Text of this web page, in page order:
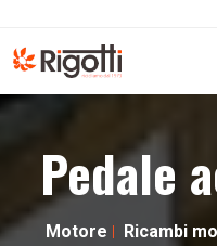
Pedale
Motore Ricambi